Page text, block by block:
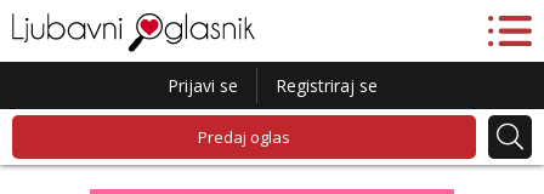
Prijavi se Registriraj se
Predaj oglas